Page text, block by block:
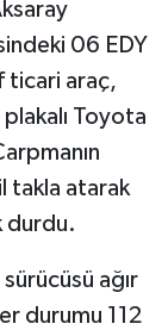
06 EDY
ticari araç,
Toyota
takla atarak
durdu.
ağır
durumu 112